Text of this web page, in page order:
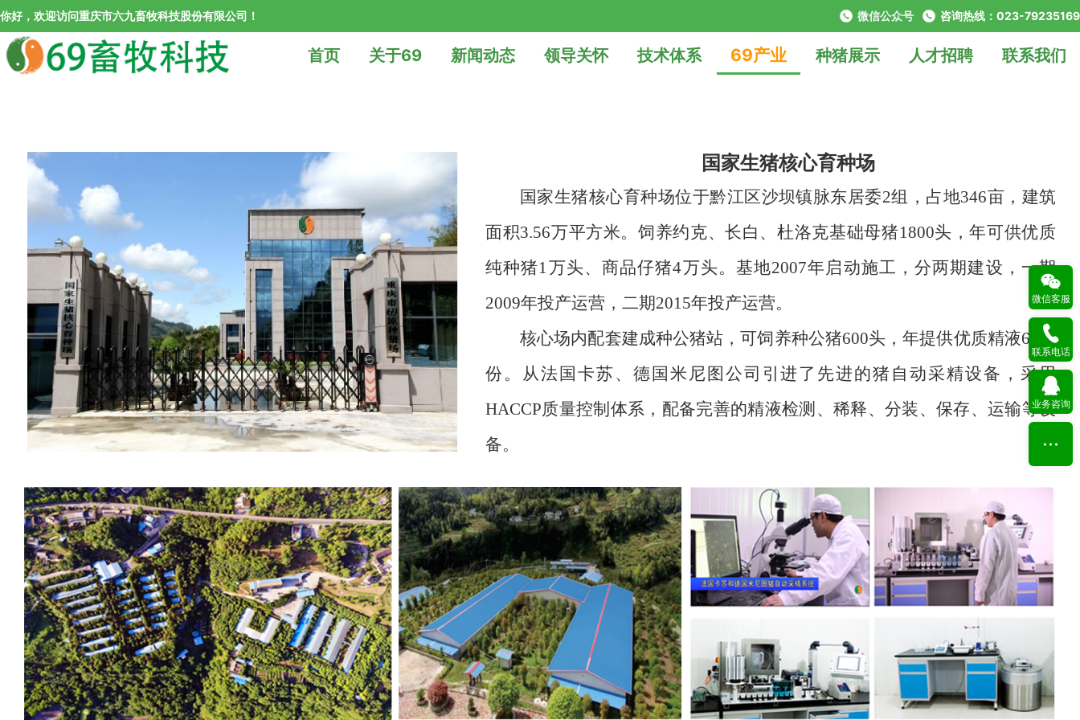
你好，欢迎访问重庆市六九畜牧科技股份有限公司！ 微信公众号 咨询热线：023-79235169
首页 关于69 新闻动态 领导关怀 技术体系 69产业 种猪展示 人才招聘 联系我们
国家生猪核心育种场
国家生猪核心育种场位于黔江区沙坝镇脉东居委2组，占地346亩，建筑
面积3.56万平方米。饲养约克、长白、杜洛克基础母猪1800头，年可供优质
纯种猪1万头、商品仔猪4万头。基地2007年启动施工，分两期建设，一期
2009年投产运营，二期2015年投产运营。
核心场内配套建成种公猪站，可饲养种公猪600头，年提供优质精液60
万
份。从法国卡苏、德国米尼图公司引进了先进的猪自动采精设备，采用
HACCP质量控制体系，配备完善的精液检测、稀释、分装、保存、运输等设
备。
微信客服
联系电话
业务咨询